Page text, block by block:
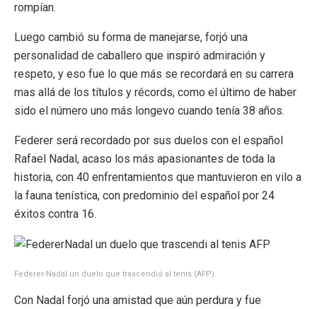
rompían.
Luego cambió su forma de manejarse, forjó una
personalidad de caballero que inspiró admiración y
respeto, y eso fue lo que más se recordará en su carrera
mas allá de los títulos y récords, como el último de haber
sido el número uno más longevo cuando tenía 38 años.
Federer será recordado por sus duelos con el español
Rafael Nadal, acaso los más apasionantes de toda la
historia, con 40 enfrentamientos que mantuvieron en vilo a
la fauna tenística, con predominio del español por 24
éxitos contra 16.
Federer-Nadal un duelo que trascendió al tenis (AFP).
Con Nadal forjó una amistad que aún perdura y fue